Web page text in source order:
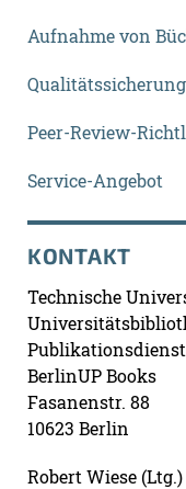
Aufnahme von
Qualitätssicherung
Peer-Review-
Service-Angebot
KONTAKT
Technische
BerlinUP Books
Fasanenstr. 88
10623 Berlin
Robert Wiese (Ltg.)